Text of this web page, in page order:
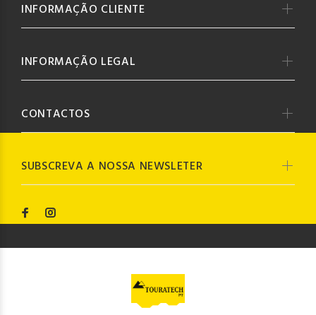
SUBSCREVA A NOSSA NEWSLETER
INFORMAÇÃO CLIENTE
INFORMAÇÃO LEGAL
CONTACTOS